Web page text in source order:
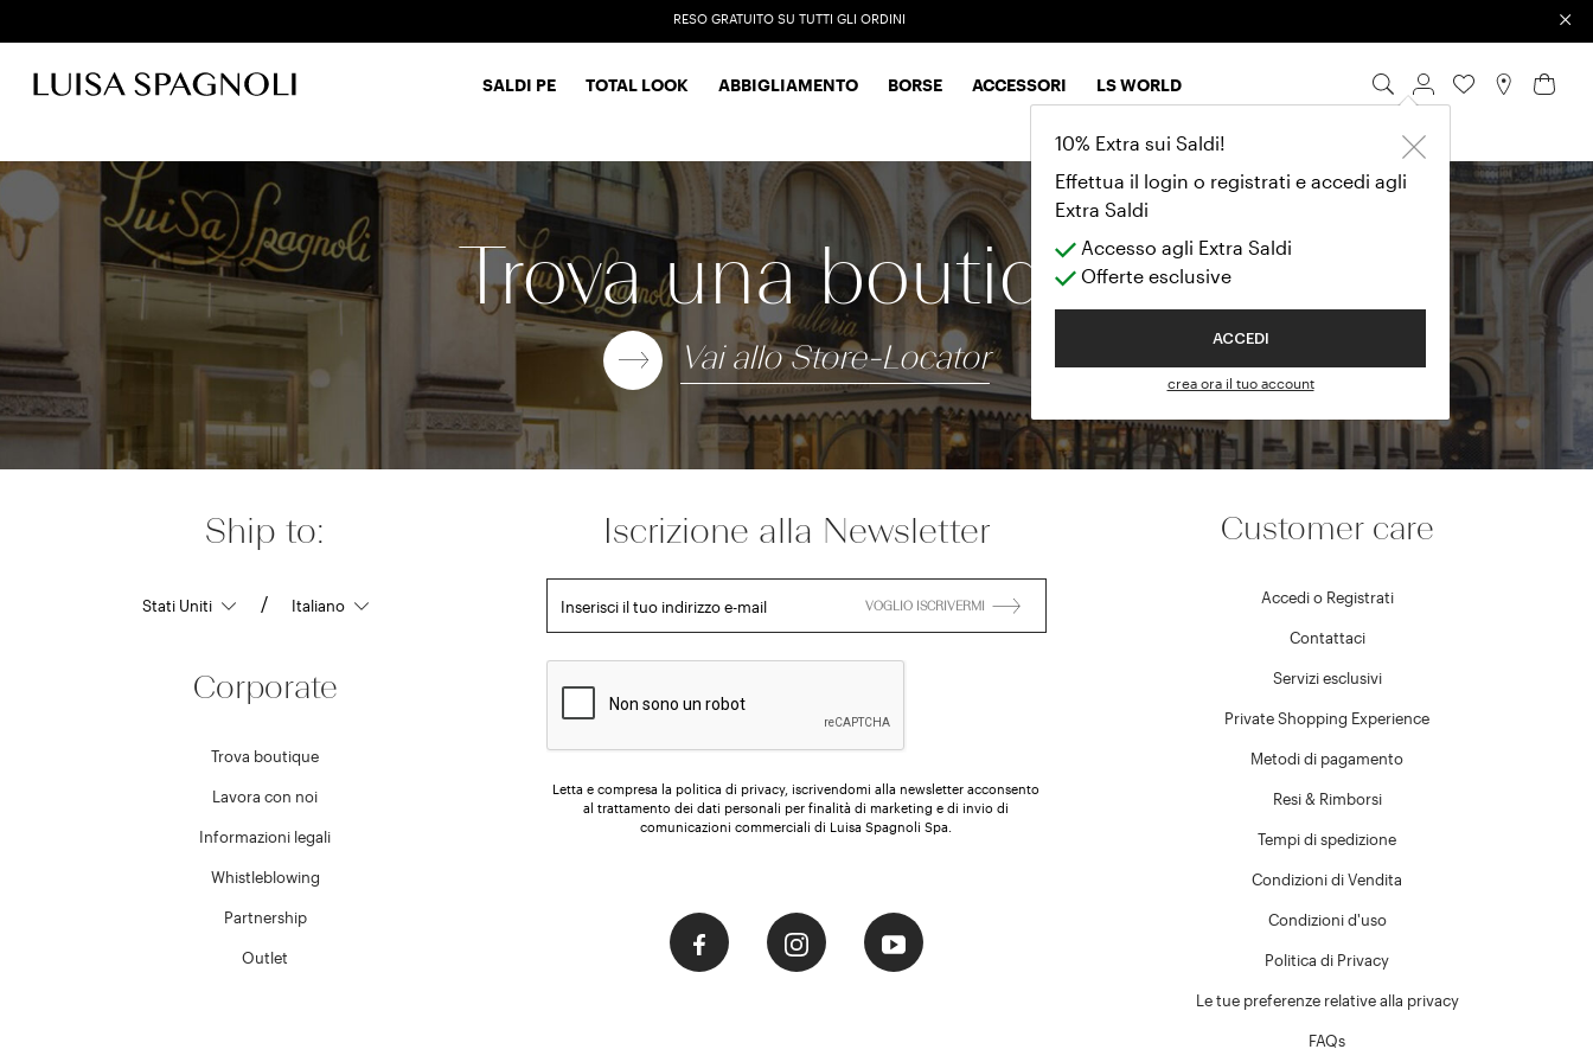
10% Extra sui Saldi!
Effettua il login o registrati e accedi agli
Extra Saldi
Accesso agli Extra Saldi
Offerte esclusive
ACCEDI
crea ora il tuo account
RESO GRATUITO SU TUTTI GLI ORDINI
EXTRA SALES: 50% OFF A NEW SELECTION
×
SALDI PE TOTAL LOOK ABBIGLIAMENTO BORSE ACCESSORI LS WORLD
PantsTrova una boutique
Vai allo Store-Locator
Ship to:
/
Corporate
Trova boutique
Lavora con noi
Informazioni legali
Whistleblowing
Partnership
Outlet
Iscrizione alla Newsletter
Inserisci il tuo indirizzo e-mail VOGLIO ISCRIVERMI
Letta e compresa la politica di privacy, iscrivendomi alla newsletter acconsento
al trattamento dei dati personali per finalità di marketing e di invio di
comunicazioni commerciali di Luisa Spagnoli Spa.
Customer care
Accedi o Registrati
Contattaci
Servizi esclusivi
Private Shopping Experience
Metodi di pagamento
Resi & Rimborsi
Tempi di spedizione
Condizioni di Vendita
Condizioni d'uso
Politica di Privacy
Le tue preferenze relative alla privacy
FAQs